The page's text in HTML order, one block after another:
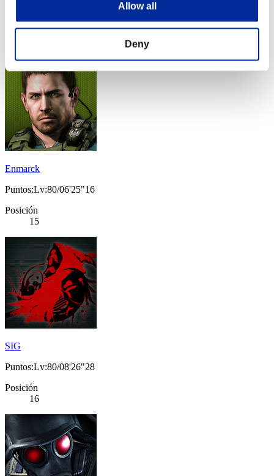
Allow all
Deny
Posición
Enmarck
Puntos:Lv:80/06'25"16
Posición
15
SIG
Puntos:Lv:80/08'26"28
Posición
16